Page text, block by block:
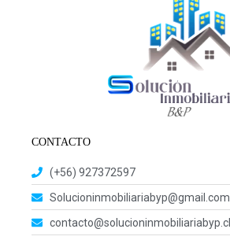
CONTACTO
(+56) 927372597
Solucioninmobiliariabyp@gmail.com
contacto@solucioninmobiliariabyp.cl